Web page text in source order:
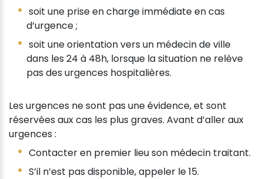
soit une prise en charge immédiate en cas
d’urgence ;
soit une orientation vers un médecin de ville
dans les 24 à 48h, lorsque la situation ne relève
pas des urgences hospitalières.
Les urgences ne sont pas une évidence, et sont
réservées aux cas les plus graves. Avant d’aller aux
urgences :
Contacter en premier lieu son médecin traitant.
S’il n’est pas disponible, appeler le 15.